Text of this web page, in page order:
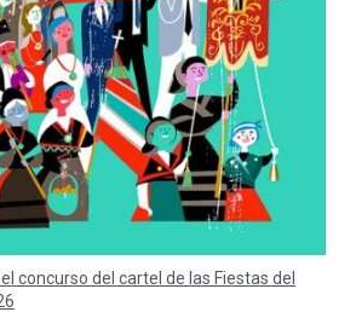
concurso del cartel de las Fiestas del